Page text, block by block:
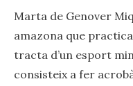
Marta de Genover
amazona que
tracta d’un esport
consisteix a fer